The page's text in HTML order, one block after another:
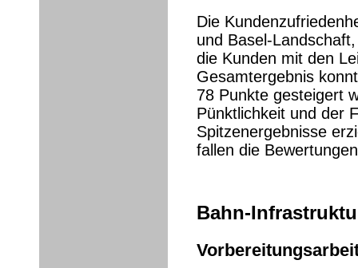
Die
und Basel-
die Kunden mit den
Gesamtergebnis
78 Punkte gesteigert
Pünktlichkeit und der
Spitzenergebnisse
fallen die
Bahn-